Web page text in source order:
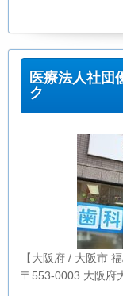
医療法人社
ク
【大阪府 / 大阪市 福
〒553-0003 大阪府